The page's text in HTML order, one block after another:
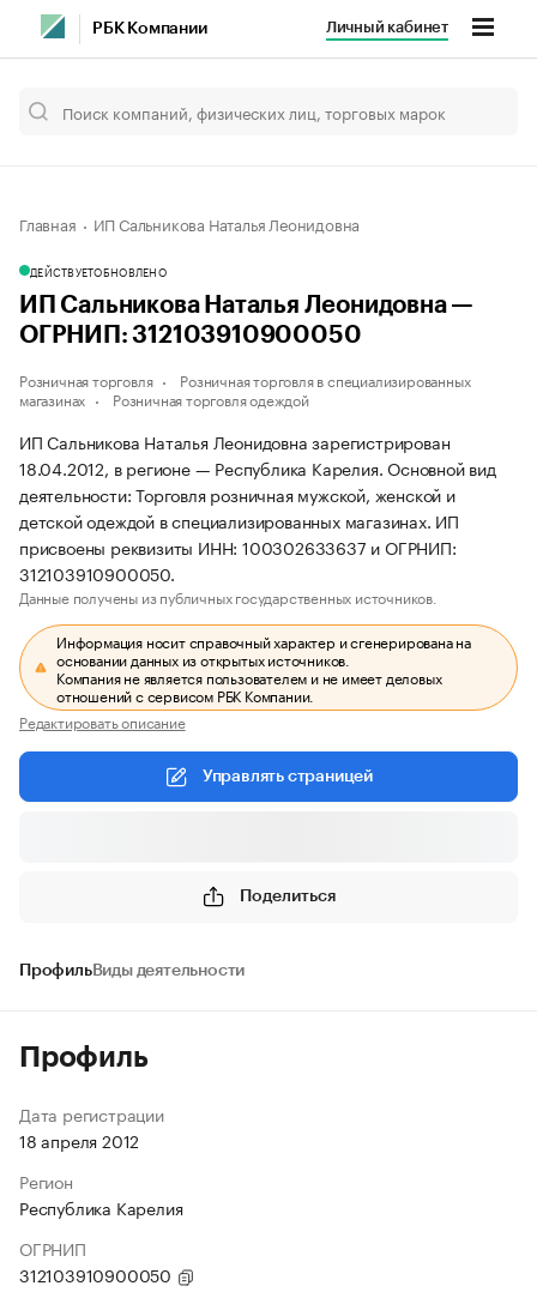
РБК Компании Личный кабинет
Главная ИП Сальникова Наталья Леонидовна
ДЕЙСТВУЕТОБНОВЛЕНО
ИП Сальникова Наталья Леонидовна —
ОГРНИП: 312103910900050
Розничная торговля
Розничная торговля в специализированных
магазинах
Розничная торговля одеждой
ИП Сальникова Наталья Леонидовна зарегистрирован
18.04.2012, в регионе — Республика Карелия. Основной вид
деятельности: Торговля розничная мужской, женской и
детской одеждой в специализированных магазинах. ИП
присвоены реквизиты ИНН: 100302633637 и ОГРНИП:
312103910900050.
Данные получены из публичных государственных источников.
Информация носит справочный характер и сгенерирована на
основании данных из открытых источников.
Компания не является пользователем и не имеет деловых
отношений с сервисом РБК Компании.
Редактировать описание
Управлять страницей
Поделиться
ПрофильВиды деятельности
Профиль
Дата регистрации
18 апреля 2012
Регион
Республика Карелия
ОГРНИП
312103910900050